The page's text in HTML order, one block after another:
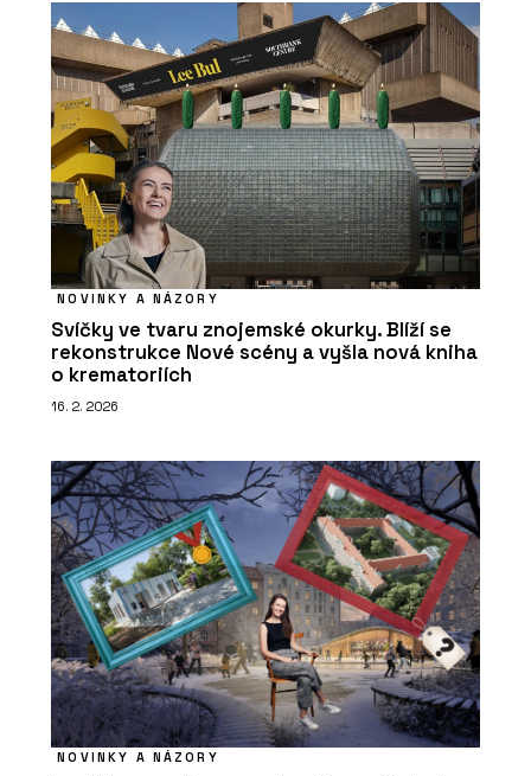
NOVINKY A NÁZORY
Svíčky ve tvaru znojemské okurky. Blíží se
rekonstrukce Nové scény a vyšla nová kniha
o krematoriích
16. 2. 2026
NOVINKY A NÁZORY